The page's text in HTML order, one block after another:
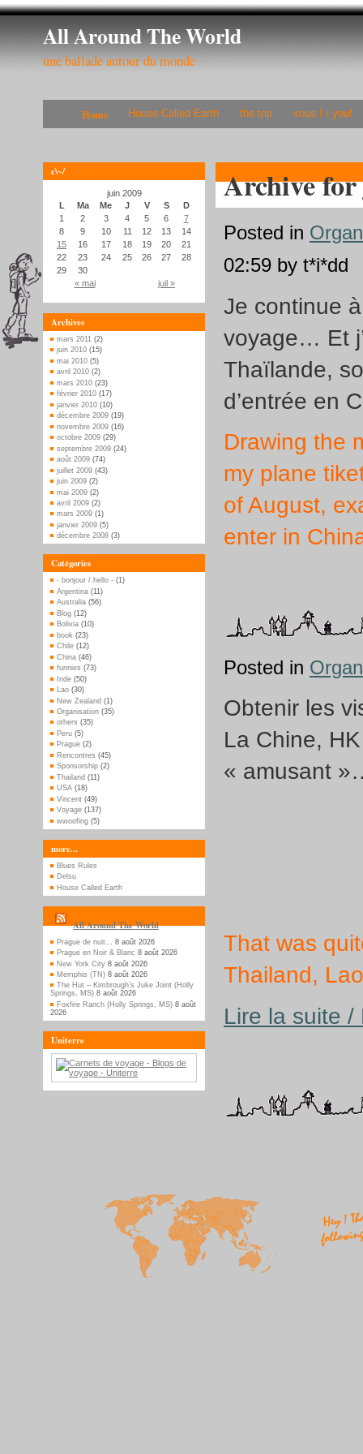
All Around The World
une ballade autour du monde
Home House Called Earth the trip vous ! / you!
c\~/
juin 2009
L
Ma Me J V S D
« mai juil »
1 2 3 4 5 6
7
8
9 10 11 12 13
14
15
16 17 18 19 20
21
22
23 24 25 26 27
28
29
30
Archives
mars 2011 (2)
juin 2010 (15)
mai 2010 (5)
avril 2010 (2)
mars 2010 (23)
février 2010 (17)
janvier 2010 (10)
décembre 2009 (19)
novembre 2009 (16)
octobre 2009 (29)
septembre 2009 (24)
août 2009 (74)
juillet 2009 (43)
juin 2009 (2)
mai 2009 (2)
avril 2009 (2)
mars 2009 (1)
janvier 2009 (5)
décembre 2008 (3)
Catégories
- bonjour / hello - (1)
Argentina (11)
Australia (56)
Blog (12)
Bolivia (10)
book (23)
Chile (12)
China (46)
funnies (73)
Inde (50)
Lao (30)
New Zealand (1)
Organisation (35)
others (35)
Peru (5)
Prague (2)
Rencontres (45)
Sponsorship (2)
Thailand (11)
USA (18)
Vincent (49)
Voyage (137)
wwoofing (5)
more...
Blues Rules
Delsu
House Called Earth
All Around The World
Prague de nuit…
8 août 2026
Prague en Noir & Blanc 8 août 2026
New York City 8 août 2026
Memphis (TN) 8 août 2026
The Hut – Kimbrough’s Juke Joint (Holly
Springs, MS) 8 août 2026
Foxfire Ranch (Holly Springs, MS) 8 août
2026
Uniterre
Archive
Posted in
02:59 by t*i*dd
Je continue
voyage… Et
Thaïlande,
d’entrée en
Drawing the
my plane
of August,
enter in
Posted in
Obtenir les
La Chine,
« amusant
That was
Thailand,
Lire la suite /